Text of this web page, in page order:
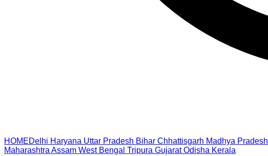
HOMEDelhi Haryana Uttar Pradesh Bihar Chhattisgarh Madhya Pradesh
Maharashtra Assam West Bengal Tripura Gujarat Odisha Kerala